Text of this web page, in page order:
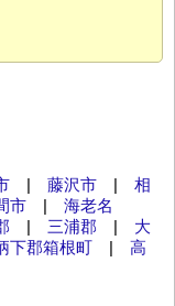
| 藤沢市 | 相
市 | 海老名
| 三浦郡 | 大
下郡箱根町 | 高